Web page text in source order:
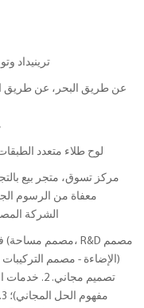
ترينيداد
عن طريق البحر، عن طريق
لوح طلاء متعدد
مركز تسوق، متجر بيع
معفاة من الرسوم
الشركة
الإضاءة - مصمم التركيبات الناعمة ومصمم العرض)